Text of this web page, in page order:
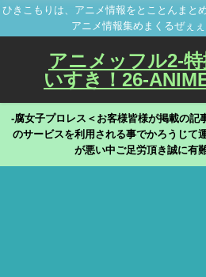
ひきこもりは、アニメ情報をとことんまと
アニメ情報集めまくるぜぇぇ
アニメッフル2-
いすき！26-
-腐女子プロレス＜お客様皆様が掲載の記
のサービスを利用される事でかろうじて
が悪い中ご足労頂き誠に有